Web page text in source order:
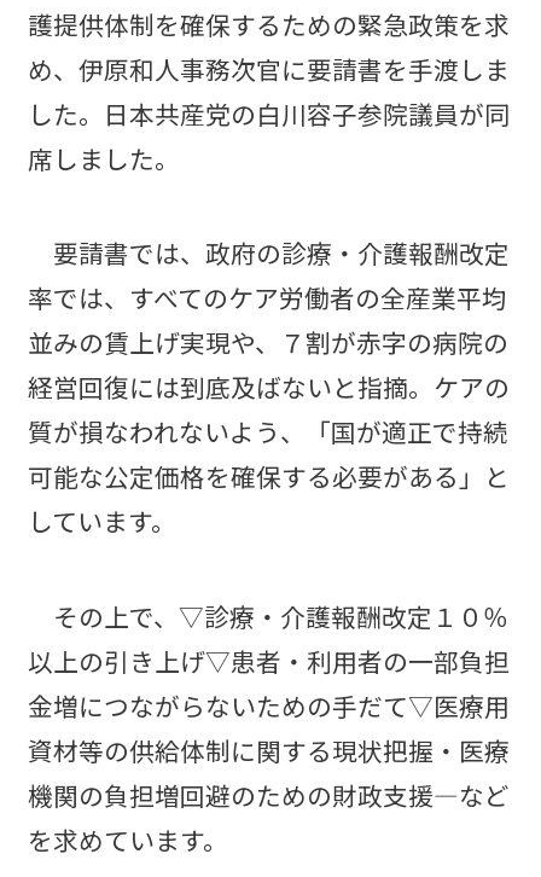
護提供体制を確保するための緊急政策を求
め、伊原和人事務次官に要請書を手渡しま
した。日本共産党の白川容子参院議員が同
席しました。
要請書では、政府の診療・介護報酬改定
率では、すべてのケア労働者の全産業平均
並みの賃上げ実現や、７割が赤字の病院の
経営回復には到底及ばないと指摘。ケアの
質が損なわれないよう、「国が適正で持続
可能な公定価格を確保する必要がある」と
しています。
その上で、▽診療・介護報酬改定１０％
以上の引き上げ▽患者・利用者の一部負担
金増につながらないための手だて▽医療用
資材等の供給体制に関する現状把握・医療
機関の負担増回避のための財政支援―など
を求めています。